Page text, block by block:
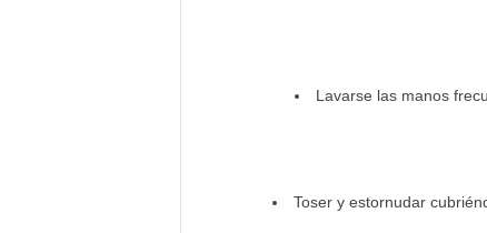
Lavarse las manos
Toser y estornudar